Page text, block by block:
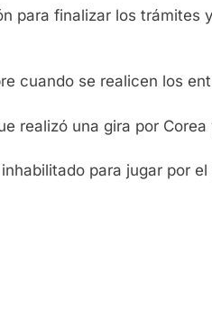
para finalizar los
cuando se realicen los
realizó una gira por
para jugar por